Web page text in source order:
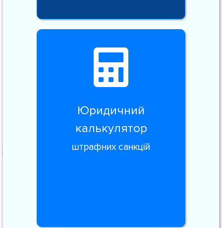
Юридичний
калькулятор
штрафних санкцій